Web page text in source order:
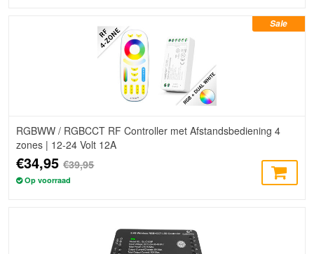
Sale
RGBWW / RGBCCT RF Controller met Afstandsbediening 4
zones | 12-24 Volt 12A
€34,95€39,95
Op voorraad